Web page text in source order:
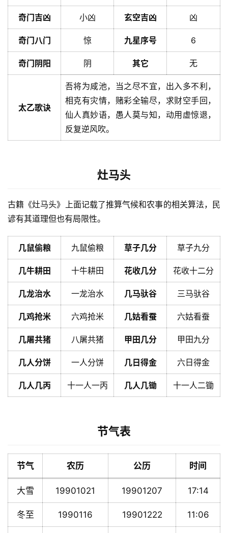
奇门吉凶 小凶 玄空吉凶 凶
奇门八门 惊 九星序号 6
奇门阴阳 阴 其它 无
太乙歌诀
吾将为咸池，当之尽不宜，出入多不利，
相克有灾情，赌彩全输尽，求财空手回，
仙人真妙语，愚人莫与知，动用虚惊退，
反复逆风吹。
灶马头
古籍《灶马头》上面记载了推算气候和农事的相关算法，民
谚有其道理但也有局限性。
几鼠偷粮 九鼠偷粮 草子几分 草子九分
几牛耕田 十牛耕田 花收几分 花收十二分
几龙治水 一龙治水 几马驮谷 三马驮谷
几鸡抢米 六鸡抢米 几姑看蚕 六姑看蚕
几屠共猪 八屠共猪 甲田几分 甲田九分
几人分饼 一人分饼 几日得金 六日得金
几人几丙 十一人一丙 几人几锄 十一人二锄
节气表
节气 农历 公历 时间
大雪 19901021 19901207 17:14
冬至 1990116 19901222 11:06